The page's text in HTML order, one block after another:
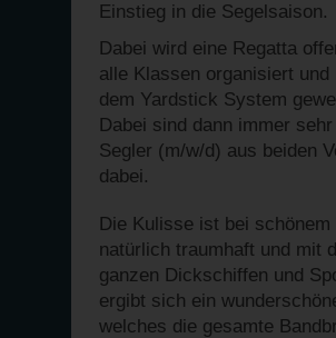
Einstieg in die Segelsaison.
Dabei wird eine Regatta
alle Klassen organisiert und
dem Yardstick System
Dabei sind dann immer
Segler (m/w/d) aus beiden
dabei.
Die Kulisse ist bei schönem
natürlich traumhaft und mit
ganzen Dickschiffen und
ergibt sich ein
welches die gesamte